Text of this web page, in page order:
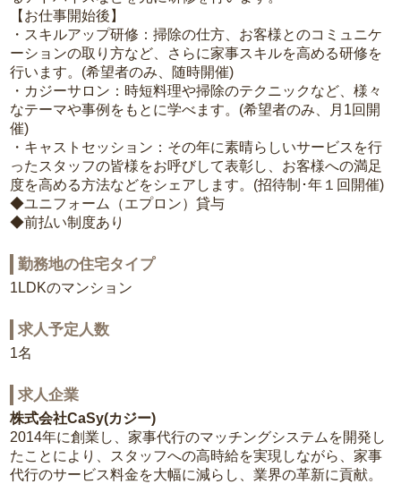
【お仕事開始後】
・スキルアップ研修：掃除の仕方、お客様とのコミュニケ
ーションの取り方など、さらに家事スキルを高める研修を
行います。(希望者のみ、随時開催)
・カジーサロン：時短料理や掃除のテクニックなど、様々
なテーマや事例をもとに学べます。(希望者のみ、月1回開
催)
・キャストセッション：その年に素晴らしいサービスを行
ったスタッフの皆様をお呼びして表彰し、お客様への満足
度を高める方法などをシェアします。(招待制･年１回開催)
◆ユニフォーム（エプロン）貸与
◆前払い制度あり
勤務地の住宅タイプ
1LDKのマンション
求人予定人数
1名
求人企業
株式会社CaSy(カジー)
2014年に創業し、家事代行のマッチングシステムを開発し
たことにより、スタッフへの高時給を実現しながら、家事
代行のサービス料金を大幅に減らし、業界の革新に貢献。